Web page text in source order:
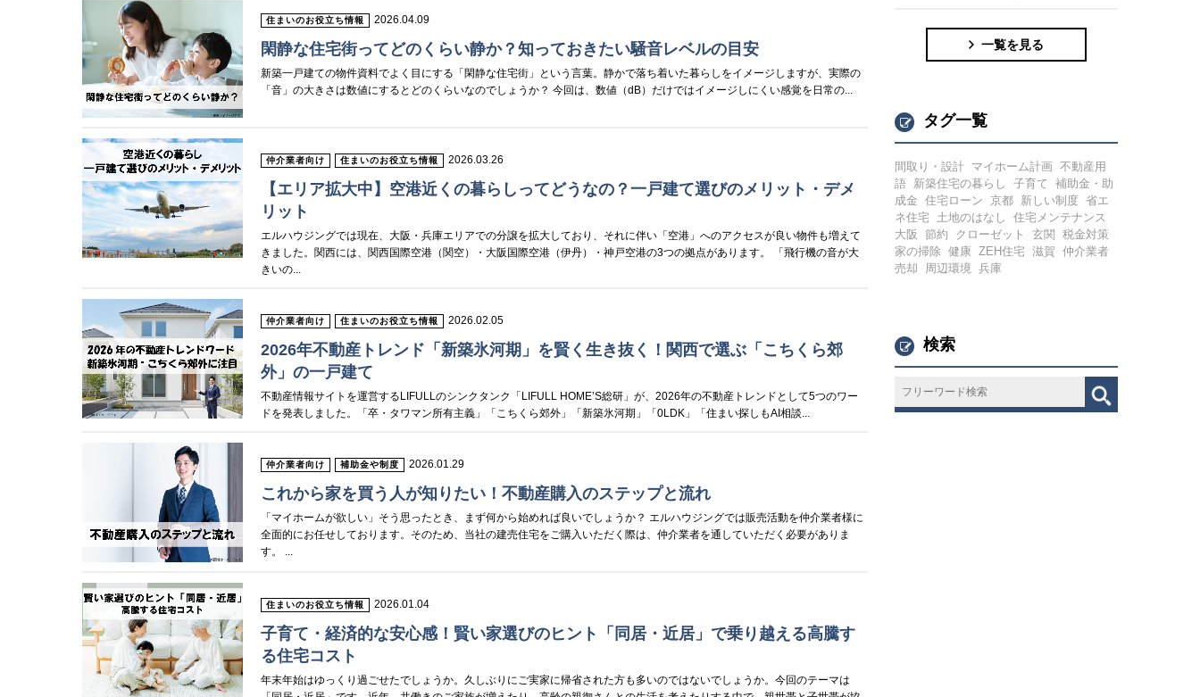
住まいのお役立ち情報 2026.04.09
閑静な住宅街ってどのくらい静か？知っておきたい騒音レベルの目安
新築一戸建ての物件資料でよく目にする「閑静な住宅街」という言葉。静かで落ち着いた暮らしをイメージしますが、実際の
「音」の大きさは数値にするとどのくらいなのでしょうか？ 今回は、数値（dB）だけではイメージしにくい感覚を日常の...
仲介業者向け 住まいのお役立ち情報 2026.03.26
【エリア拡大中】空港近くの暮らしってどうなの？一戸建て選びのメリット・デメ
リット
エルハウジングでは現在、大阪・兵庫エリアでの分譲を拡大しており、それに伴い「空港」へのアクセスが良い物件も増えて
きました。関西には、関西国際空港（関空）・大阪国際空港（伊丹）・神戸空港の3つの拠点があります。 「飛行機の音が大
きいの...
仲介業者向け 住まいのお役立ち情報 2026.02.05
2026年不動産トレンド「新築氷河期」を賢く生き抜く！関西で選ぶ「こちくら郊
外」の一戸建て
不動産情報サイトを運営するLIFULLのシンクタンク「LIFULL HOME’S総研」が、2026年の不動産トレンドとして5つのワー
ドを発表しました。「卒・タワマン所有主義」「こちくら郊外」「新築氷河期」「0LDK」「住まい探しもAI相談...
仲介業者向け 補助金や制度 2026.01.29
これから家を買う人が知りたい！不動産購入のステップと流れ
「マイホームが欲しい」そう思ったとき、まず何から始めれば良いでしょうか？ エルハウジングでは販売活動を仲介業者様に
全面的にお任せしております。そのため、当社の建売住宅をご購入いただく際は、仲介業者を通していただく必要がありま
す。 ...
住まいのお役立ち情報 2026.01.04
子育て・経済的な安心感！賢い家選びのヒント「同居・近居」で乗り越える高騰す
る住宅コスト
年末年始はゆっくり過ごせたでしょうか。久しぶりにご実家に帰省された方も多いのではないでしょうか。今回のテーマは
一覧を見る
タグ一覧
間取り・設計 マイホーム計画 不動産用
語 新築住宅の暮らし 子育て
補助金・助
成金
住宅ローン 京都 新しい制度 省エ
ネ住宅
土地のはなし
住宅メンテナンス
大阪
節約 クローゼット 玄関
税金対策
家の掃除
健康 ZEH住宅 滋賀
仲介業者
売却
周辺環境 兵庫
検索